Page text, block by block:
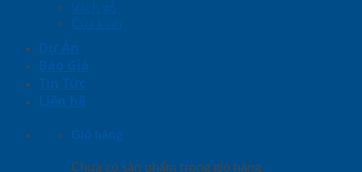
Vách gỗ
Cửa kính
Dự Án
Báo Giá
Tin Tức
Liên hệ
Giỏ hàng
Chưa có sản phẩm trong giỏ hàng.